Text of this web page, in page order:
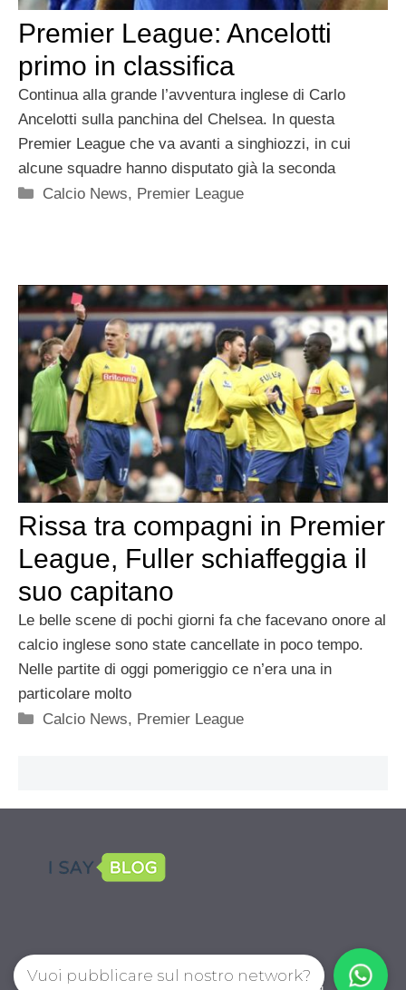
Premier League: Ancelotti
primo in classifica
Continua alla grande l’avventura inglese di Carlo
Ancelotti sulla panchina del Chelsea. In questa
Premier League che va avanti a singhiozzi, in cui
alcune squadre hanno disputato già la seconda
Categorie
Calcio News, Premier League
Rissa tra compagni in Premier
League, Fuller schiaffeggia il
suo capitano
Le belle scene di pochi giorni fa che facevano onore al
calcio inglese sono state cancellate in poco tempo.
Nelle partite di oggi pomeriggio ce n’era una in
particolare molto
Categorie
Calcio News, Premier League
Vuoi pubblicare sul nostro network?